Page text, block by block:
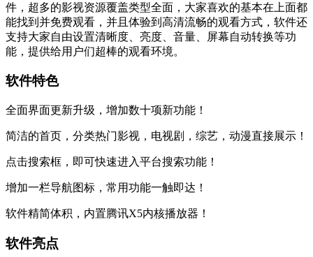
件，超多的影视资源覆盖类型全面，大家喜欢的基本在上面都
能找到并免费观看，并且体验到高清流畅的观看方式，软件还
支持大家自由设置清晰度、亮度、音量、屏幕自动转换等功
能，提供给用户们超棒的观看环境。
软件特色
全面界面更新升级，增加数十项新功能！
简洁的首页，分类热门影视，电视剧，综艺，动漫直接展示！
点击搜索框，即可快速进入平台搜索功能！
增加一栏导航图标，常用功能一触即达！
软件精简体积，内置腾讯X5内核播放器！
软件亮点